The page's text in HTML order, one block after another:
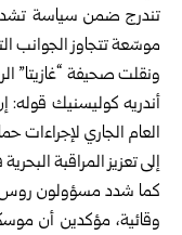
تندرج ضمن سياسة
موسّعة تتجاوز الجوانب
ونقلت صحيفة “غازيتا”
أندريه كوليسنيك
العام الجاري لإجراءات
إلى تعزيز المراقبة
كما شدد مسؤولون روس
وقائية، مؤكدين أن